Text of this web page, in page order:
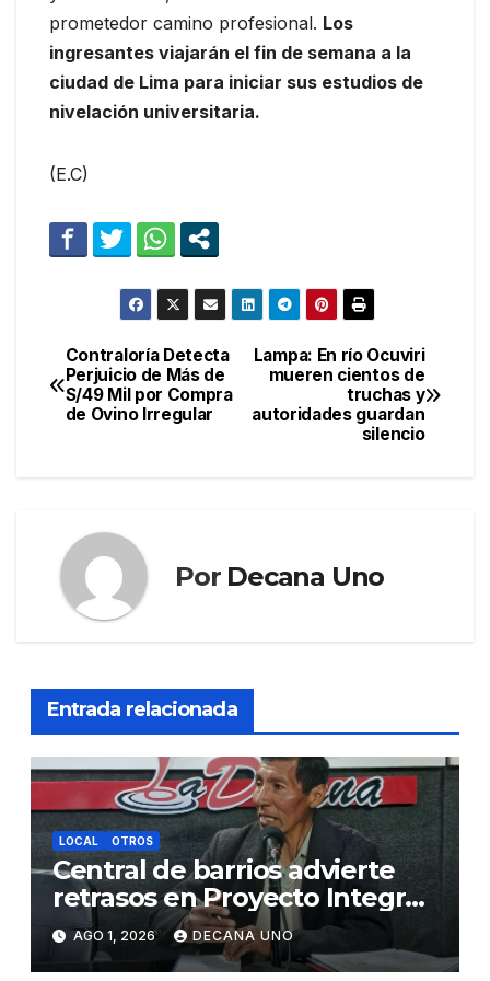
prometedor camino profesional. Los
ingresantes viajarán el fin de semana a la
ciudad de Lima para iniciar sus estudios de
nivelación universitaria.
(E.C)
Navegación
de
Lampa: En río Ocuviri
mueren cientos de
truchas y
autoridades guardan
silencio
Contraloría Detecta
Perjuicio de Más de
S/49 Mil por Compra
de Ovino Irregular
Por Decana Uno
Entrada relacionada
LOCAL OTROS
Central de barrios advierte
retrasos en Proyecto Integral
de Agua y Alcantarillado para
Juliaca
AGO 1, 2026 DECANA UNO